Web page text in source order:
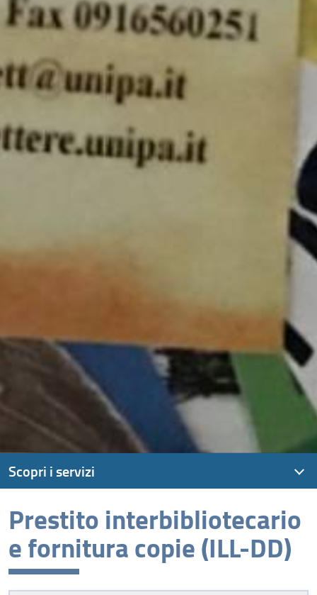
Prestito interbibliotecario
e fornitura copie (ILL-DD)
Scopri i servizi
Servizi
A chi si rivolgono?
Carta dei servizi